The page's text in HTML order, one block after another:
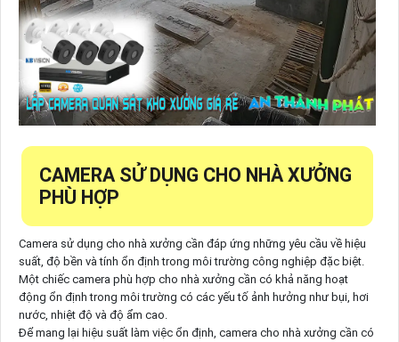
CAMERA SỬ DỤNG CHO NHÀ XƯỞNG
PHÙ HỢP
Camera sử dụng cho nhà xưởng cần đáp ứng những yêu cầu về hiệu
suất, độ bền và tính ổn định trong môi trường công nghiệp đặc biệt.
Một chiếc camera phù hợp cho nhà xưởng cần có khả năng hoạt
động ổn định trong môi trường có các yếu tố ảnh hưởng như bụi, hơi
nước, nhiệt độ và độ ẩm cao.
Để mang lại hiệu suất làm việc ổn định, camera cho nhà xưởng cần có